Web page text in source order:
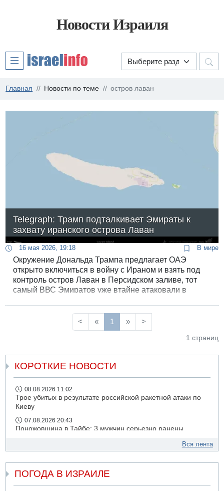
Новости Израиля
Главная Новости по теме остров лаван
Telegraph: Трамп подталкивает Эмираты к
захвату иранского острова Лаван
16 мая 2026, 19:18 В мире
Окружение Дональда Трампа предлагает ОАЭ
открыто включиться в войну с Ираном и взять под
контроль остров Лаван в Персидском заливе, тот
самый ВВС Эмиратов уже втайне атаковали в
<
« 1 » >
1 страниц
КОРОТКИЕ НОВОСТИ
08.08.2026 11:02
Трое убитых в результате российской ракетной атаки по
Киеву
07.08.2026 20:43
Поножовщина в Тайбе: 3 мужчин серьезно ранены
Ynet: "Хизбалла" запустила БПЛА со взрывчаткой по
07.08.2026 19:16
ДТП в Ашдоде: тяжело ранены двое маленьких детей
Вся лента
ПОГОДА В ИЗРАИЛЕ